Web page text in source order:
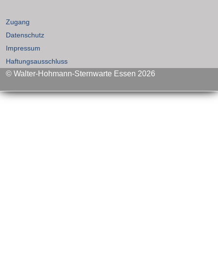
Zugang
Datenschutz
Impressum
Haftungsausschluss
© Walter-Hohmann-Sternwarte Essen 2026